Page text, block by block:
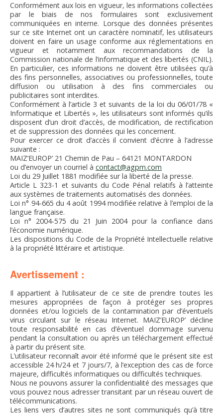
Conformément aux lois en vigueur, les informations collectées
par le biais de nos formulaires sont exclusivement
communiquées en interne. Lorsque des données présentes
sur ce site Internet ont un caractère nominatif, les utilisateurs
doivent en faire un usage conforme aux réglementations en
vigueur et notamment aux recommandations de la
Commission nationale de l’informatique et des libertés (CNIL).
En particulier, ces informations ne doivent être utilisées qu’à
des fins personnelles, associatives ou professionnelles, toute
diffusion ou utilisation à des fins commerciales ou
publicitaires sont interdites.
Conformément à l’article 3 et suivants de la loi du 06/01/78 «
Informatique et Libertés », les utilisateurs sont informés qu’ils
disposent d’un droit d’accès, de modification, de rectification
et de suppression des données qui les concernent.
Pour exercer ce droit d’accès il convient d’écrire à l’adresse
suivante :
MAIZ’EUROP’ 21 Chemin de Pau – 64121 MONTARDON
ou d’envoyer un courriel à contact@agpm.com
Loi du 29 Juillet 1881 modifiée sur la liberté de la presse.
Article L 323-1 et suivants du Code Pénal relatifs à l’atteinte
aux systèmes de traitements automatisés des données.
Loi n° 94-665 du 4 août 1994 modifiée relative à l’emploi de la
langue française.
Loi n° 2004-575 du 21 Juin 2004 pour la confiance dans
l’économie numérique.
Les dispositions du Code de la Propriété Intellectuelle relative
à la propriété littéraire et artistique.
Avertissement :
Il appartient à l’utilisateur de ce site de prendre toutes les
mesures appropriées de façon à protéger ses propres
données et/ou logiciels de la contamination par d’éventuels
virus circulant sur le réseau Internet. MAIZ’EUROP’ décline
toute responsabilité en cas d’éventuel dommage survenu
pendant la consultation ou après un téléchargement effectué
à partir du présent site.
L’utilisateur reconnaît avoir été informé que le présent site est
accessible 24 h/24 et 7 jours/7, à l’exception des cas de force
majeure, difficultés informatiques ou difficultés techniques.
Nous ne pouvons assurer la confidentialité des messages que
vous pouvez nous adresser transitant par un réseau ouvert de
télécommunications.
Les liens vers d’autres sites ne sont communiqués qu’à titre